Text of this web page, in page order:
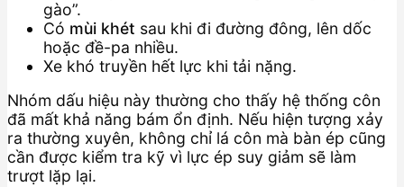
gào”.
Có mùi khét sau khi đi đường đông, lên dốc
hoặc đề-pa nhiều.
Xe khó truyền hết lực khi tải nặng.
Nhóm dấu hiệu này thường cho thấy hệ thống côn
đã mất khả năng bám ổn định. Nếu hiện tượng xảy
ra thường xuyên, không chỉ lá côn mà bàn ép cũng
cần được kiểm tra kỹ vì lực ép suy giảm sẽ làm
trượt lặp lại.